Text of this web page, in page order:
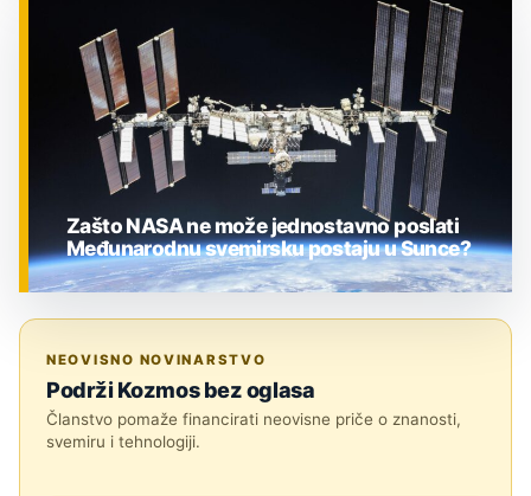
Zašto NASA ne može jednostavno poslati
Međunarodnu svemirsku postaju u Sunce?
NEOVISNO NOVINARSTVO
Podrži Kozmos bez oglasa
Članstvo pomaže financirati neovisne priče o znanosti,
svemiru i tehnologiji.